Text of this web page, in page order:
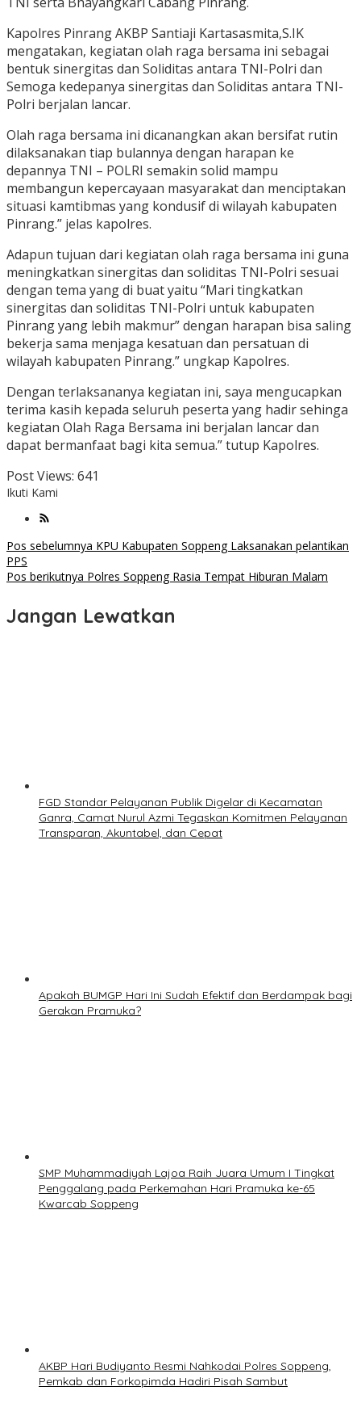
Kapolres Pinrang AKBP Santiaji Kartasasmita,S.IK
mengatakan, kegiatan olah raga bersama ini sebagai
bentuk sinergitas dan Soliditas antara TNI-Polri dan
Semoga kedepanya sinergitas dan Soliditas antara TNI-
Polri berjalan lancar.
Olah raga bersama ini dicanangkan akan bersifat rutin
dilaksanakan tiap bulannya dengan harapan ke
depannya TNI – POLRI semakin solid mampu
membangun kepercayaan masyarakat dan menciptakan
situasi kamtibmas yang kondusif di wilayah kabupaten
Pinrang.” jelas kapolres.
Adapun tujuan dari kegiatan olah raga bersama ini guna
meningkatkan sinergitas dan soliditas TNI-Polri sesuai
dengan tema yang di buat yaitu “Mari tingkatkan
sinergitas dan soliditas TNI-Polri untuk kabupaten
Pinrang yang lebih makmur” dengan harapan bisa saling
bekerja sama menjaga kesatuan dan persatuan di
wilayah kabupaten Pinrang.” ungkap Kapolres.
Dengan terlaksananya kegiatan ini, saya mengucapkan
terima kasih kepada seluruh peserta yang hadir sehinga
kegiatan Olah Raga Bersama ini berjalan lancar dan
dapat bermanfaat bagi kita semua.” tutup Kapolres.
Post Views: 641
Ikuti Kami
Navigasi
pos
Pos sebelumnya KPU Kabupaten Soppeng Laksanakan pelantikan
PPS
Pos berikutnya Polres Soppeng Rasia Tempat Hiburan Malam
Jangan Lewatkan
FGD Standar Pelayanan Publik Digelar di Kecamatan
Ganra, Camat Nurul Azmi Tegaskan Komitmen Pelayanan
Transparan, Akuntabel, dan Cepat
Apakah BUMGP Hari Ini Sudah Efektif dan Berdampak bagi
Gerakan Pramuka?
SMP Muhammadiyah Lajoa Raih Juara Umum I Tingkat
Penggalang pada Perkemahan Hari Pramuka ke-65
Kwarcab Soppeng
AKBP Hari Budiyanto Resmi Nahkodai Polres Soppeng,
Pemkab dan Forkopimda Hadiri Pisah Sambut